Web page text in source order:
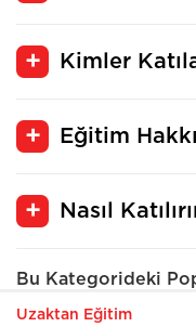
Kimler
Eğitim
Nasıl
Bu Kategorideki
Uzaktan Eğitim